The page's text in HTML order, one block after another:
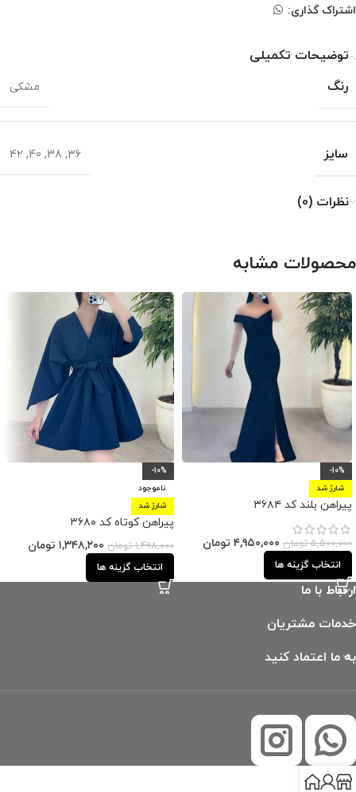
اشتراک گذاری:
توضیحات تکمیلی
رنگ
مشکی
سایز 36
,
38
,
40
,
42
نظرات (0)
محصولات مشابه
-10%
شارژ شد
پیراهن بلند کد ۳۶۸۴
۵,۵۰۰,۰۰۰ تومان ۴,۹۵۰,۰۰۰ تومان
انتخاب گزینه ها
-10%
ناموجود
شارژ شد
پیراهن کوتاه کد ۳۶۸۰
۱,۴۹۸,۰۰۰ تومان ۱,۳۴۸,۲۰۰ تومان
انتخاب گزینه ها
ارتباط با ما
خدمات مشتریان
به ما اعتماد کنید